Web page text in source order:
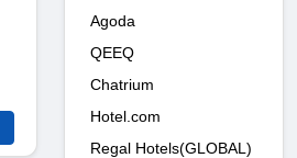
Agoda
QEEQ
Chatrium
Hotel.com
Regal Hotels(GLOBAL)